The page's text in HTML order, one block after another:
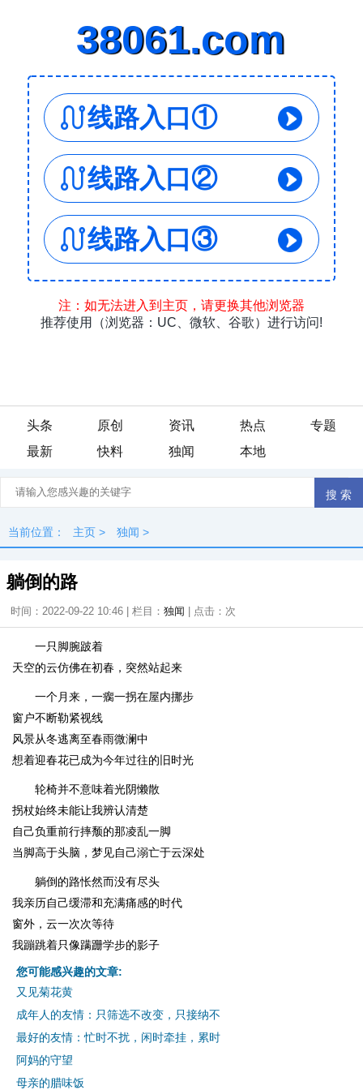
头条 原创 资讯 热点
专题
最新
快料 独闻 本地
当前位置： 主页 > 独闻 >
躺倒的路
时间：2022-09-22 10:46 | 栏目： 独闻 | 点击： 次
一只脚腕跛着
天空的云仿佛在初春，突然站起来
一个月来，一瘸一拐在屋内挪步
窗户不断勒紧视线
风景从冬逃离至春雨微澜中
想着迎春花已成为今年过往的旧时光
轮椅并不意味着光阴懒散
拐杖始终未能让我辨认清楚
自己负重前行摔颓的那凌乱一脚
当脚高于头脑，梦见自己溺亡于云深处
躺倒的路怅然而没有尽头
我亲历自己缓滞和充满痛感的时代
窗外，云一次次等待
我蹦跳着只像蹒跚学步的影子
您可能感兴趣的文章:
又见菊花黄
成年人的友情：只筛选不改变，只接纳不
最好的友情：忙时不扰，闲时牵挂，累时
阿妈的守望
母亲的腊味饭